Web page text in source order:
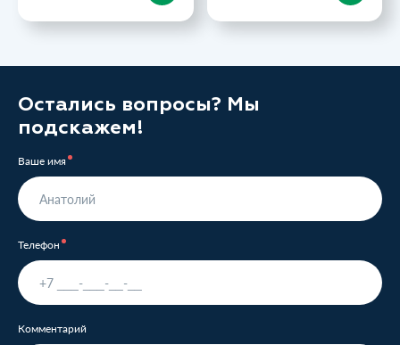
Остались вопросы? Мы
подскажем!
Ваше имя
Телефон
Комментарий